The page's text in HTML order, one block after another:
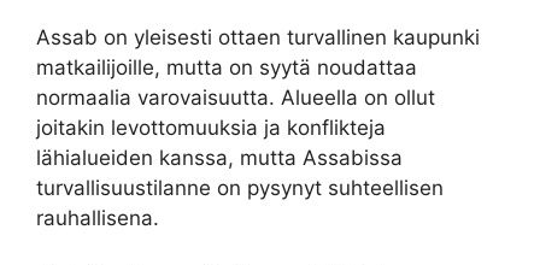
Assab on yleisesti ottaen turvallinen kaupunki
matkailijoille, mutta on syytä noudattaa
normaalia varovaisuutta. Alueella on ollut
joitakin levottomuuksia ja konflikteja
lähialueiden kanssa, mutta Assabissa
turvallisuustilanne on pysynyt suhteellisen
rauhallisena.